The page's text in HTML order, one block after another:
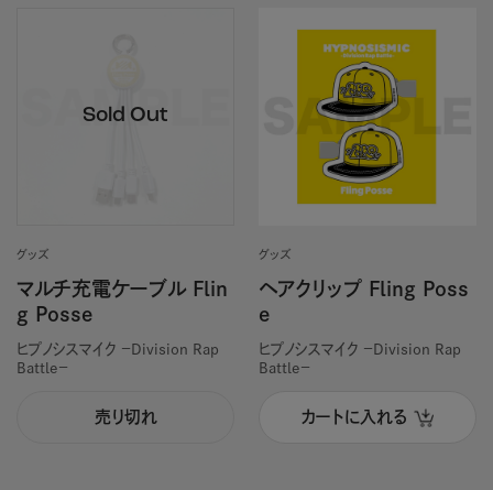
グッズ
マルチ充電ケーブル Flin
g Posse
ヒプノシスマイク －Division Rap
Battle－
売り切れ
グッズ
ヘアクリップ Fling Poss
e
ヒプノシスマイク －Division Rap
Battle－
カートに入れる